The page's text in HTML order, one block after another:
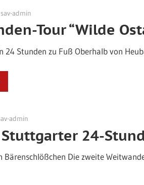
sav-admin
Tour “Wilde
24 Stunden zu Fuß Oberhalb von
admin
24-
Bärenschlößchen Die zweite